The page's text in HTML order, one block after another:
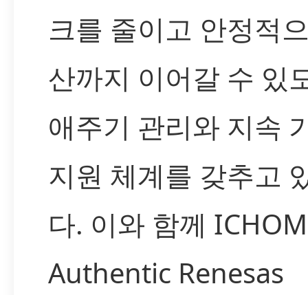
크를 줄이고 안정적
산까지 이어갈 수 있
애주기 관리와 지속
지원 체계를 갖추고
다. 이와 함께
Authentic Renesas